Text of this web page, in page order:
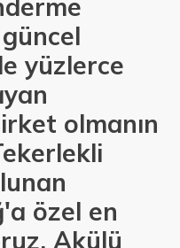
yüzlerce
olmanın
özel en
Akülü